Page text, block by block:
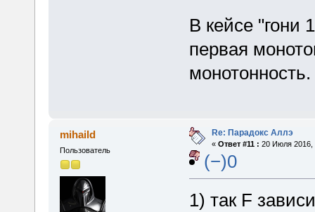
В кейсе "гони
первая
монотонность.
mihaild
Пользователь
Re: Парадокс Аллэ
« Ответ #11 : 20 Июля 2016,
(−)0
1) так F